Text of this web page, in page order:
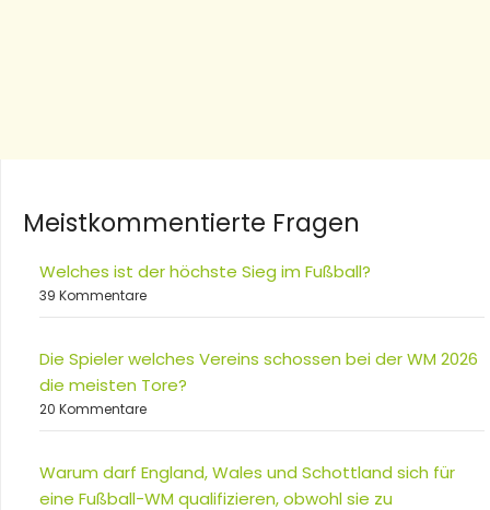
Meistkommentierte Fragen
Welches ist der höchste Sieg im Fußball?
39 Kommentare
Die Spieler welches Vereins schossen bei der WM 2026
die meisten Tore?
20 Kommentare
Warum darf England, Wales und Schottland sich für
eine Fußball-WM qualifizieren, obwohl sie zu